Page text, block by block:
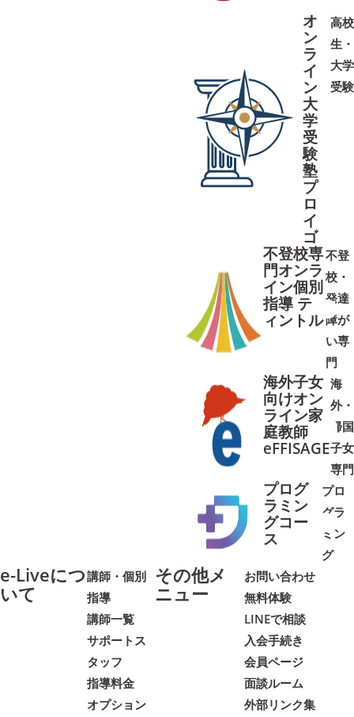
オ
ン
ラ
イ
ン
大
学
受
験
塾
プ
ロ
イ
ゴ
高校
生・
大学
受験
不登校専
門オンラ
イン個別
指導 テ
ィントル
不登
校・
発達
障が
い専
門
➜➜
海外子女
向けオン
ライン家
庭教師
eFFISAGE
海
外・
帰国
子女
専門
➜➜
プログ
ラミン
グコー
ス
プロ
グラ
ミン
グ
➜➜
e-Liveにつ
いて
講師・個別
指導
講師一覧
サポートス
タッフ
指導料金
オプション
その他メ
ニュー
お問い合わせ
無料体験
LINEで相談
入会手続き
会員ページ
面談ルーム
外部リンク集